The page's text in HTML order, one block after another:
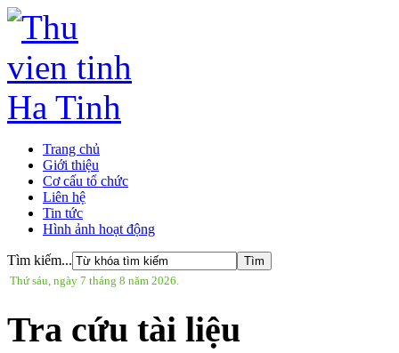
Trang chủ
Giới thiệu
Cơ cấu tổ chức
Liên hệ
Tin tức
Hình ảnh hoạt động
Tìm kiếm...
Thứ sáu, ngày 7 tháng 8 năm 2026.
Tra cứu tài liệu